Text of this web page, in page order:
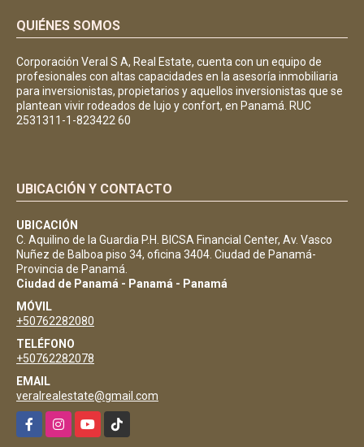
QUIÉNES SOMOS
Corporación Veral S A, Real Estate, cuenta con un equipo de
profesionales con altas capacidades en la asesoría inmobiliaria
para inversionistas, propietarios y aquellos inversionistas que se
plantean vivir rodeados de lujo y confort, en Panamá. RUC
2531311-1-823422 60
UBICACIÓN Y CONTACTO
UBICACIÓN
C. Aquilino de la Guardia P.H. BICSA Financial Center, Av. Vasco
Nuñez de Balboa piso 34, oficina 3404. Ciudad de Panamá-
Provincia de Panamá.
Ciudad de Panamá - Panamá - Panamá
MÓVIL
+50762282080
TELÉFONO
+50762282078
EMAIL
veralrealestate@gmail.com
FacebookInstagramYouTubeTikTok